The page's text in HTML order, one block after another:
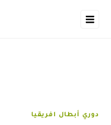
دوري أبطال افريقيا